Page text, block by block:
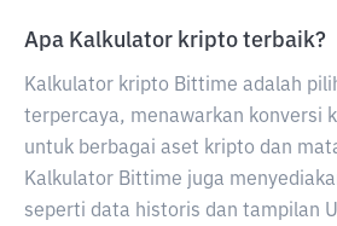
Apa Kalkulator kripto terbaik?
Kalkulator kripto Bittime adalah
terpercaya, menawarkan konversi
untuk berbagai aset kripto dan
Kalkulator Bittime juga
seperti data historis dan tampilan